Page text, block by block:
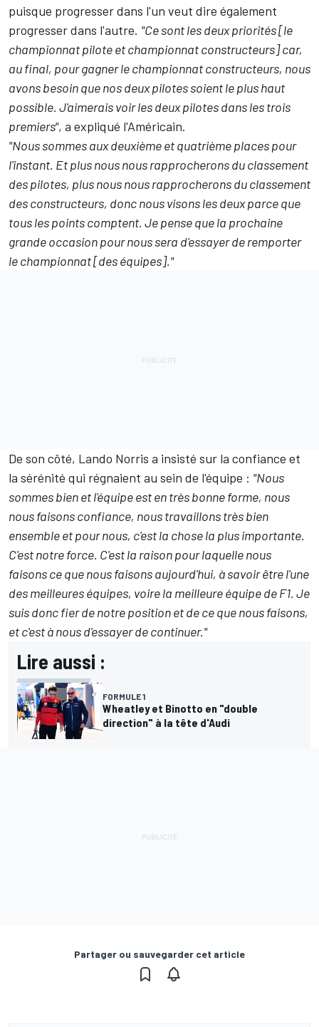
puisque progresser dans l'un veut dire également
progresser dans l'autre. "Ce sont les deux priorités [le
championnat pilote et championnat constructeurs] car,
au final, pour gagner le championnat constructeurs, nous
avons besoin que nos deux pilotes soient le plus haut
possible. J'aimerais voir les deux pilotes dans les trois
premiers", a expliqué l'Américain.
"Nous sommes aux deuxième et quatrième places pour
l'instant. Et plus nous nous rapprocherons du classement
des pilotes, plus nous nous rapprocherons du classement
des constructeurs, donc nous visons les deux parce que
tous les points comptent. Je pense que la prochaine
grande occasion pour nous sera d'essayer de remporter
le championnat [des équipes]."
De son côté, Lando Norris a insisté sur la confiance et
la sérénité qui régnaient au sein de l'équipe : "Nous
sommes bien et l'équipe est en très bonne forme, nous
nous faisons confiance, nous travaillons très bien
ensemble et pour nous, c'est la chose la plus importante.
C'est notre force. C'est la raison pour laquelle nous
faisons ce que nous faisons aujourd'hui, à savoir être l'une
des meilleures équipes, voire la meilleure équipe de F1. Je
suis donc fier de notre position et de ce que nous faisons,
et c'est à nous d'essayer de continuer."
Lire aussi :
FORMULE 1
Wheatley et Binotto en "double
direction" à la tête d'Audi
Partager ou sauvegarder cet article